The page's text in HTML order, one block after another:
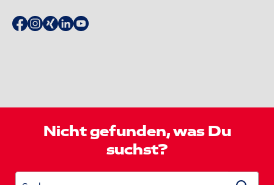
Nicht gefunden, was Du
suchst?